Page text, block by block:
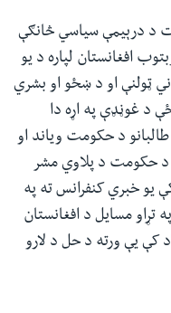
د درېیمې سیاسي څانګې
افغانستان لپاره د یو
ټولنې او د ښځو او بشري
د غوڼډې په اړه دا
د حکومت ویاند او
د حکومت د پلاوي مشر
یو خبري کنفرانس ته په
تړاو مسایل د افغانستان
کې یې ورته د حل د لارو